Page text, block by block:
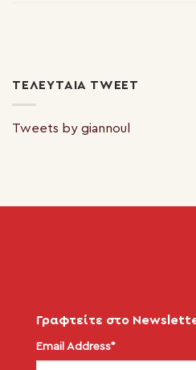
ΤΕΛΕΥΤΑΊΑ TWEET
Tweets by giannoul
Γραφτείτε στο
Email Address*